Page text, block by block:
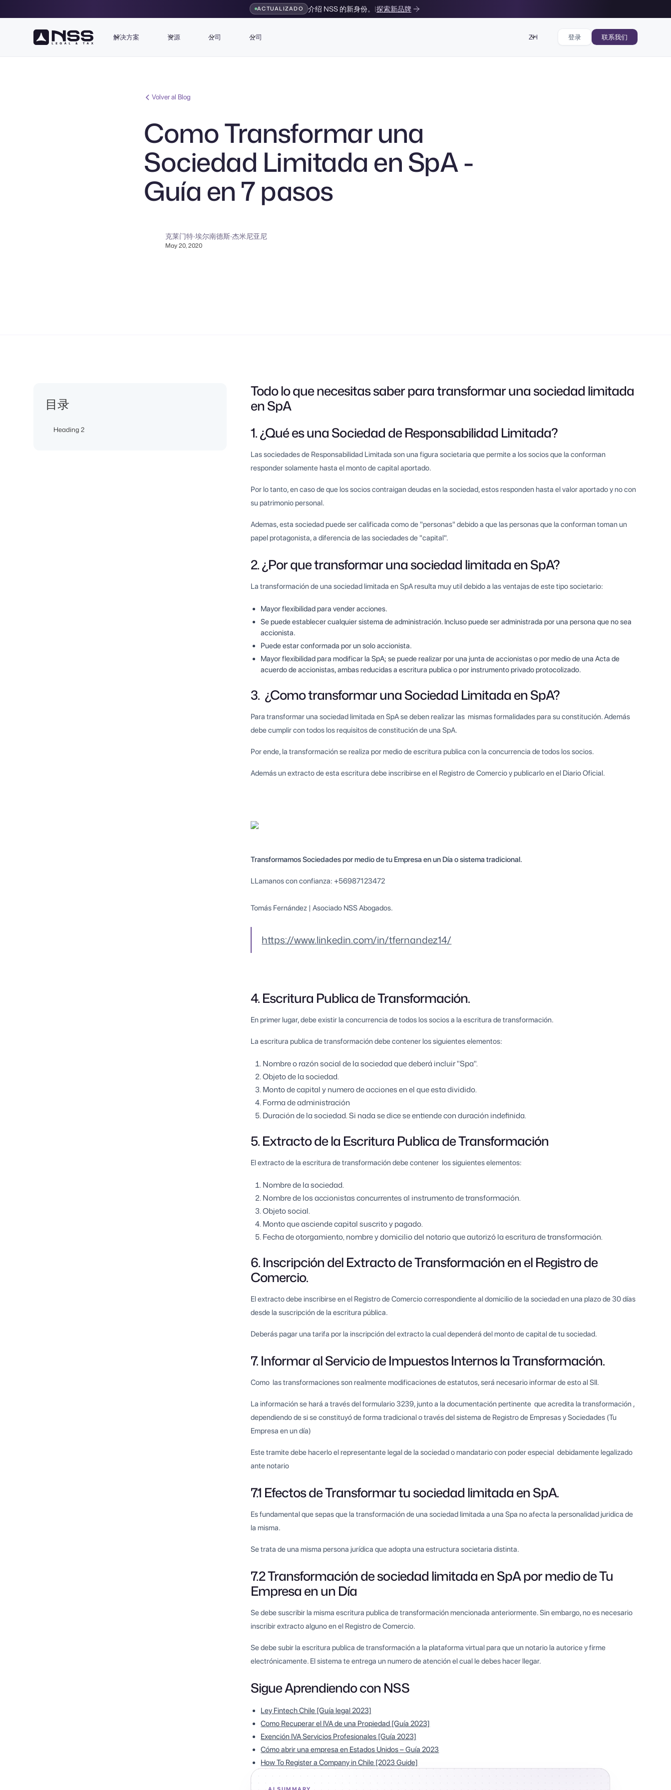
ACTUALIZADO 介绍 NSS 的新身份。 |探索新品牌
解决方案 资源 公司 公司 ZH 登录 联系我们
Volver al Blog
Como Transformar una
Sociedad Limitada en SpA -
Guía en 7 pasos
克莱门特·埃尔南德斯·杰米尼亚尼
May 20, 2020
目录
Heading 2
Todo lo que necesitas saber para transformar una sociedad limitada
en SpA
1. ¿Qué es una Sociedad de Responsabilidad Limitada?
Las sociedades de Responsabilidad Limitada son una figura societaria que permite a los socios que la conforman
responder solamente hasta el monto de capital aportado.
Por lo tanto, en caso de que los socios contraigan deudas en la sociedad, estos responden hasta el valor aportado y no con
su patrimonio personal.
Ademas, esta sociedad puede ser calificada como de "personas" debido a que las personas que la conforman toman un
papel protagonista, a diferencia de las sociedades de "capital".
2. ¿Por que transformar una sociedad limitada en SpA?
La transformación de una sociedad limitada en SpA resulta muy util debido a las ventajas de este tipo societario:
Mayor flexibilidad para vender acciones.
Se puede establecer cualquier sistema de administración. Incluso puede ser administrada por una persona que no sea
accionista.
Puede estar conformada por un solo accionista.
Mayor flexibilidad para modificar la SpA; se puede realizar por una junta de accionistas o por medio de una Acta de
acuerdo de accionistas, ambas reducidas a escritura publica o por instrumento privado protocolizado.
3. ¿Como transformar una Sociedad Limitada en SpA?
Para transformar una sociedad limitada en SpA se deben realizar las mismas formalidades para su constitución. Además
debe cumplir con todos los requisitos de constitución de una SpA.
Por ende, la transformación se realiza por medio de escritura publica con la concurrencia de todos los socios.
Además un extracto de esta escritura debe inscribirse en el Registro de Comercio y publicarlo en el Diario Oficial.
Transformamos Sociedades por medio de tu Empresa en un Día o sistema tradicional.
LLamanos con confianza: +56987123472
Tomás Fernández | Asociado NSS Abogados.
https://www.linkedin.com/in/tfernandez14/
4. Escritura Publica de Transformación.
En primer lugar, debe existir la concurrencia de todos los socios a la escritura de transformación.
La escritura publica de transformación debe contener los siguientes elementos:
Nombre o razón social de la sociedad que deberá incluir "Spa".
Objeto de la sociedad.
Monto de capital y numero de acciones en el que esta dividido.
Forma de administración
Duración de la sociedad. Si nada se dice se entiende con duración indefinida.
5. Extracto de la Escritura Publica de Transformación
El extracto de la escritura de transformación debe contener los siguientes elementos:
Nombre de la sociedad.
Nombre de los accionistas concurrentes al instrumento de transformación.
Objeto social.
Monto que asciende capital suscrito y pagado.
Fecha de otorgamiento, nombre y domicilio del notario que autorizó la escritura de transformación.
6. Inscripción del Extracto de Transformación en el Registro de
Comercio.
El extracto debe inscribirse en el Registro de Comercio correspondiente al domicilio de la sociedad en una plazo de 30 días
desde la suscripción de la escritura pública.
Deberás pagar una tarifa por la inscripción del extracto la cual dependerá del monto de capital de tu sociedad.
7. Informar al Servicio de Impuestos Internos la Transformación.
Como las transformaciones son realmente modificaciones de estatutos, será necesario informar de esto al SII.
La información se hará a través del formulario 3239, junto a la documentación pertinente que acredita la transformación ,
dependiendo de si se constituyó de forma tradicional o través del sistema de Registro de Empresas y Sociedades (Tu
Empresa en un día)
Este tramite debe hacerlo el representante legal de la sociedad o mandatario con poder especial debidamente legalizado
ante notario
7.1 Efectos de Transformar tu sociedad limitada en SpA.
Es fundamental que sepas que la transformación de una sociedad limitada a una Spa no afecta la personalidad juridica de
la misma.
Se trata de una misma persona jurídica que adopta una estructura societaria distinta.
7.2 Transformación de sociedad limitada en SpA por medio de Tu
Empresa en un Día
Se debe suscribir la misma escritura publica de transformación mencionada anteriormente. Sin embargo, no es necesario
inscribir extracto alguno en el Registro de Comercio.
Se debe subir la escritura publica de transformación a la plataforma virtual para que un notario la autorice y firme
electrónicamente. El sistema te entrega un numero de atención el cual le debes hacer llegar.
Sigue Aprendiendo con NSS
Ley Fintech Chile [Guía legal 2023]
Como Recuperar el IVA de una Propiedad [Guía 2023]
Exención IVA Servicios Profesionales [Guía 2023]
Cómo abrir una empresa en Estados Unidos – Guía 2023
How To Register a Company in Chile [2023 Guide]